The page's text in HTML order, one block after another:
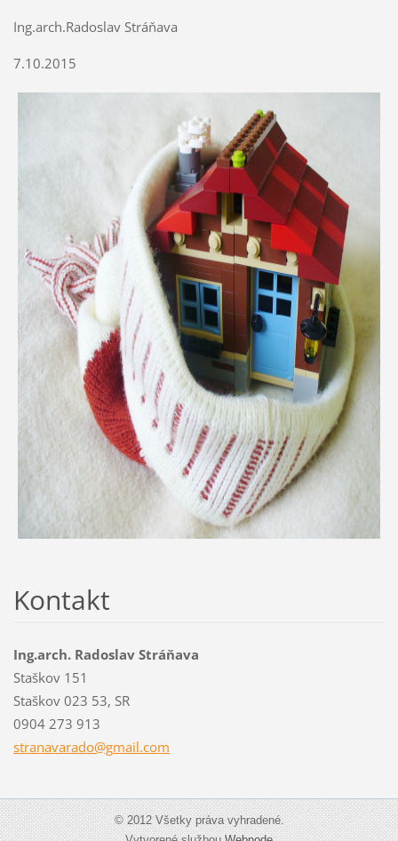
Ing.arch.Radoslav Stráňava
7.10.2015
Kontakt
Ing.arch. Radoslav Stráňava
Staškov 151
Staškov 023 53, SR
0904 273 913
stranavarado@gmail.com
© 2012 Všetky práva vyhradené.